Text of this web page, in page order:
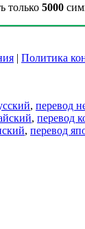
только 5000
| Политика
, перевод
, перевод
, перевод